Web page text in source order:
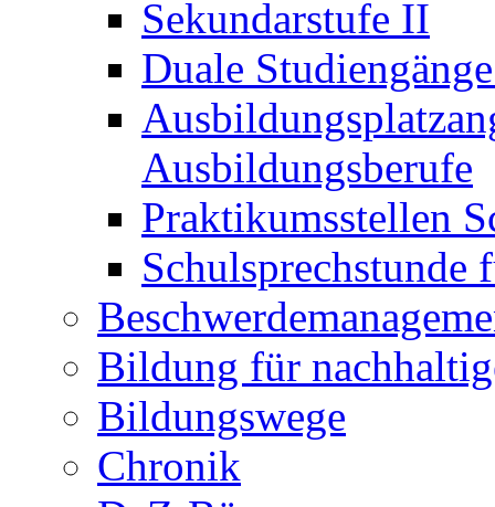
Sekundarstufe II
Duale
Ausbildungsberufe
Praktikumsstellen
Schulsprechstunde
Bildung für
Bildungswege
Chronik